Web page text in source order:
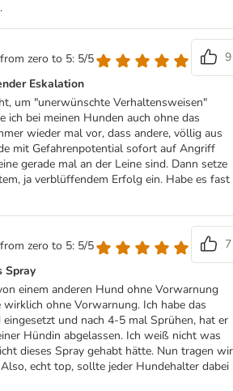
zero to 5: 5/5
9
Eskalation
um "unerwünschte Verhaltensweisen"
ich bei meinen Hunden auch ohne das
wieder mal vor, dass andere, völlig aus
mit Gefahrenpotential sofort auf Angriff
gerade mal an der Leine sind. Dann setze
ja verblüffendem Erfolg ein. Habe es fast
zero to 5: 5/5
7
Spray
einem anderen Hund ohne Vorwarnung
ohne Vorwarnung. Ich habe das
und nach 4-5 mal Sprühen, hat er
Hündin abgelassen. Ich weiß nicht was
dieses Spray gehabt hätte. Nun tragen wir
echt top, sollte jeder Hundehalter dabei